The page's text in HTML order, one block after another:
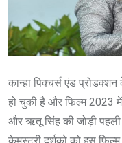
कान्हा पिक्चर्स एंड
हो चुकी है और फिल्म 2023 में
और ऋतू सिंह की जोड़ी पहली
केमस्ट्री दर्शको को इस